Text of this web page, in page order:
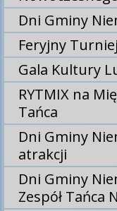
Dni Gminy
Feryjny
Gala Kultury
RYTMIX na
Tańca
Dni Gminy
atrakcji
Dni Gminy
Zespół Tańca